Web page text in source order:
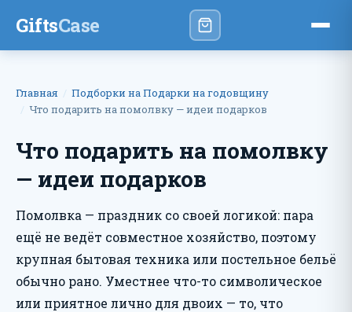
GiftsCase
Главная
Подборки на Подарки на годовщину
Что подарить на помолвку — идеи подарков
Что подарить на помолвку
— идеи подарков
Помолвка — праздник со своей логикой: пара
ещё не ведёт совместное хозяйство, поэтому
крупная бытовая техника или постельное бельё
обычно рано. Уместнее что-то символическое
или приятное лично для двоих — то, что